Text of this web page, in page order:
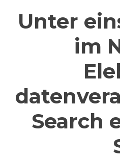
Unter
im
Search